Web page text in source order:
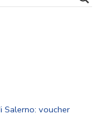
Salerno: voucher